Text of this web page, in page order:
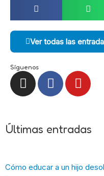
Ver todas las
Síguenos
I
n
a
a
F
a
b
k
Y
o
u
Últimas entradas
Cómo educar a un hijo